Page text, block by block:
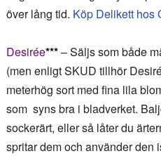
över lång tid. Köp Delikett hos
Desirée***– Säljs som både
(men enligt SKUD tillhör
meterhög sort med fina lila
som syns bra i bladverket.
sockerärt, eller så låter du
spritar dem och använder den